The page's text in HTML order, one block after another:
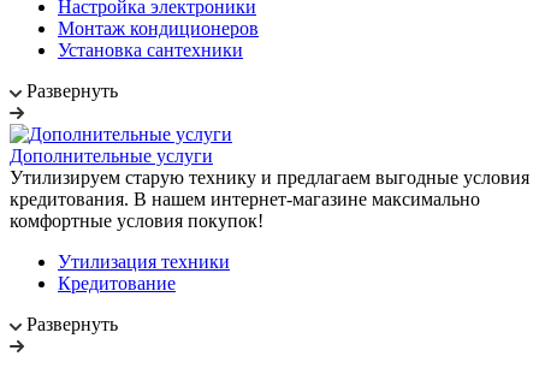
Настройка электроники
Монтаж кондиционеров
Установка сантехники
Развернуть
Дополнительные услуги
Утилизируем старую технику и предлагаем выгодные условия
кредитования. В нашем интернет-магазине максимально
комфортные условия покупок!
Утилизация техники
Кредитование
Развернуть